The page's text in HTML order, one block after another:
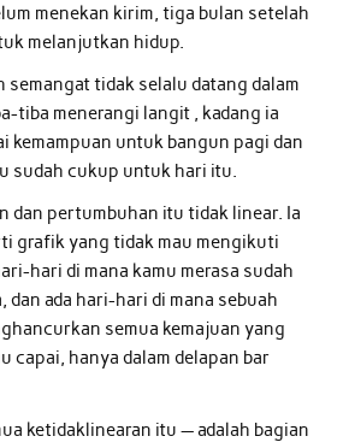
menekan kirim, tiga bulan setelah
melanjutkan hidup.
semangat tidak selalu datang dalam
tiba menerangi langit , kadang ia
kemampuan untuk bangun pagi dan
sudah cukup untuk hari itu.
dan pertumbuhan itu tidak linear. Ia
grafik yang tidak mau mengikuti
hari di mana kamu merasa sudah
dan ada hari-hari di mana sebuah
semua kemajuan yang
capai, hanya dalam delapan bar
ketidaklinearan itu — adalah bagian